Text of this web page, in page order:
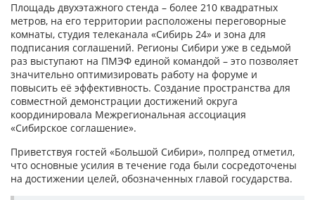
Площадь двухэтажного стенда – более 210 квадратных
метров, на его территории расположены переговорные
комнаты, студия телеканала «Сибирь 24» и зона для
подписания соглашений. Регионы Сибири уже в седьмой
раз выступают на ПМЭФ единой командой – это позволяет
значительно оптимизировать работу на форуме и
повысить её эффективность. Создание пространства для
совместной демонстрации достижений округа
координировала Межрегиональная ассоциация
«Сибирское соглашение».
Приветствуя гостей «Большой Сибири», полпред отметил,
что основные усилия в течение года были сосредоточены
на достижении целей, обозначенных главой государства.